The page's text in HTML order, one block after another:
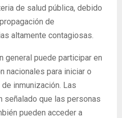
de salud pública, debido
de
altamente contagiosas.
general puede participar en
nacionales para iniciar o
inmunización. Las
señalado que las personas
pueden acceder a